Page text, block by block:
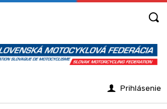
Prihlásenie